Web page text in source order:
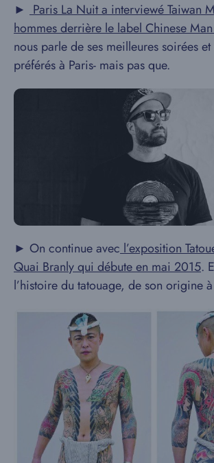
► Paris La Nuit a interviewé Taiwan
hommes derrière le label Chinese
nous parle de ses meilleures soirées
préférés à Paris- mais pas que.
► On continue avecl’exposition
Quai Branly qui débute en mai 2015.
l’histoire du tatouage, de son origine